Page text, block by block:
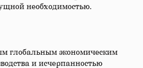
необходимостью.
глобальным экономическим
и исчерпанностью